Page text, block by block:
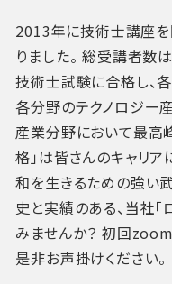
2013年に技術士講座
りました。 総受講者数
技術士試験に合格し、
各分野のテクノロジー
産業分野において最高
格」は皆さんのキャリ
和を生きるための強い武
史と実績のある、当社「
みませんか？ 初回zoom
是非お声掛けください。